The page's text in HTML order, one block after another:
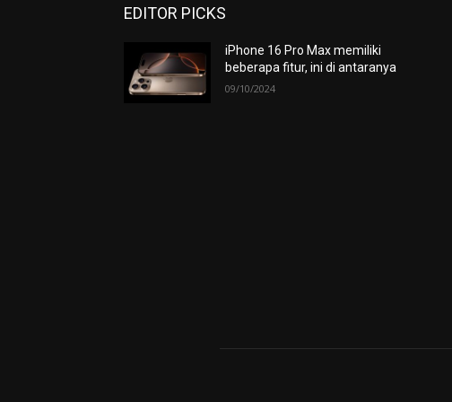
EDITOR PICKS
iPhone 16 Pro Max memiliki
beberapa fitur, ini di antaranya
09/10/2024